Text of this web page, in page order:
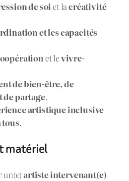
de soiet lacréativité
et les capacités
et levivre-
de bien-être, de
partage.
artistique inclusive
tous.
matériel
un(e)artiste intervenant(e)